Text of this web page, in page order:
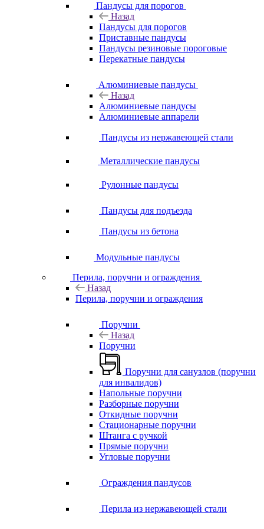
Пандусы для порогов
Назад
Пандусы для порогов
Приставные пандусы
Пандусы резиновые пороговые
Перекатные пандусы
Алюминиевые пандусы
Назад
Алюминиевые пандусы
Алюминиевые аппарели
Пандусы из нержавеющей стали
Металлические пандусы
Рулонные пандусы
Пандусы для подъезда
Пандусы из бетона
Модульные пандусы
Перила, поручни и ограждения
Назад
Перила, поручни и ограждения
Поручни
Назад
Поручни
Поручни для санузлов (поручни
для инвалидов)
Напольные поручни
Разборные поручни
Откидные поручни
Стационарные поручни
Штанга с ручкой
Прямые поручни
Угловые поручни
Ограждения пандусов
Перила из нержавеющей стали